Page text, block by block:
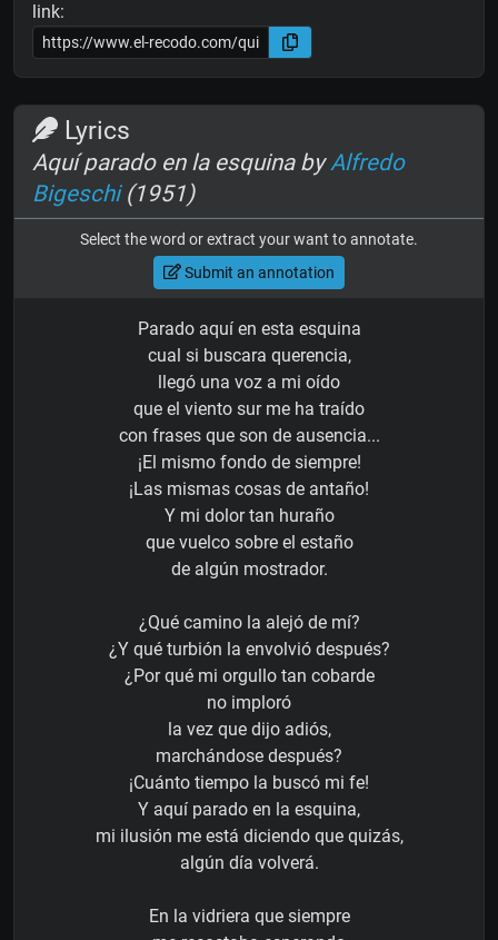
link:
Lyrics
Aquí parado en la esquina byAlfredo
Bigeschi(1951)
Select the word or extract your want to annotate.
Submit an annotation
Parado aquí en esta esquina
cual si buscara querencia,
llegó una voz a mi oído
que el viento sur me ha traído
con frases que son de ausencia...
¡El mismo fondo de siempre!
¡Las mismas cosas de antaño!
Y mi dolor tan huraño
que vuelco sobre el estaño
de algún mostrador.
¿Qué camino la alejó de mí?
¿Y qué turbión la envolvió después?
¿Por qué mi orgullo tan cobarde
no imploró
la vez que dijo adiós,
marchándose después?
¡Cuánto tiempo la buscó mi fe!
Y aquí parado en la esquina,
mi ilusión me está diciendo que quizás,
algún día volverá.
En la vidriera que siempre